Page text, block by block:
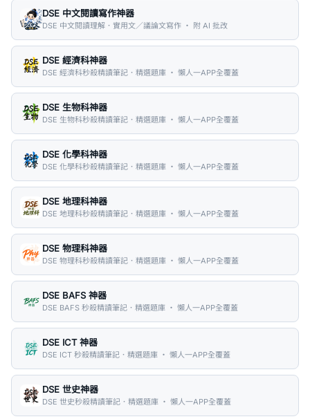
DSE 中文閱讀寫作神器
DSE 中文閱讀理解．實用文／議論文寫作 ・ 附 AI 批改
DSE 經濟科神器
DSE 經濟科秒殺精讀筆記．精選題庫 ・ 懶人一APP全覆蓋
DSE 生物科神器
DSE 生物科秒殺精讀筆記．精選題庫 ・ 懶人一APP全覆蓋
DSE 化學科神器
DSE 化學科秒殺精讀筆記．精選題庫 ・ 懶人一APP全覆蓋
DSE 地理科神器
DSE 地理科秒殺精讀筆記．精選題庫 ・ 懶人一APP全覆蓋
DSE 物理科神器
DSE 物理科秒殺精讀筆記．精選題庫 ・ 懶人一APP全覆蓋
DSE BAFS 神器
DSE BAFS 秒殺精讀筆記．精選題庫 ・ 懶人一APP全覆蓋
DSE ICT 神器
DSE ICT 秒殺精讀筆記．精選題庫 ・ 懶人一APP全覆蓋
DSE 世史神器
DSE 世史秒殺精讀筆記．精選題庫 ・ 懶人一APP全覆蓋